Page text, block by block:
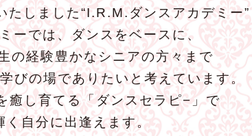
たしました“I.R.M.ダンスアカデミー”
ーでは、ダンスをベースに、
の経験豊かなシニアの方々まで
びの場でありたいと考えています。
癒し育てる「ダンスセラピ−」で
く自分に出逢えます。